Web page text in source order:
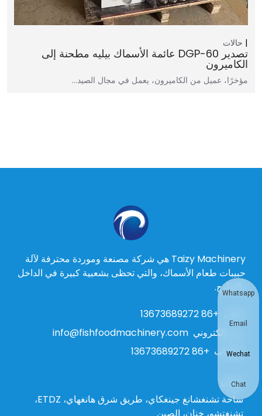
حالات
تصدير DGP-60 عائمة الأسماك بيليه مطحنة إلى
الكاميرون
مؤخرًا، عميل من الكاميرون، يعمل في مجال الصيد…
Taizy Machinery هي شركة مصنعة وموردة محترفة لآلة
حبيبات طعام الأسماك، والتي تحظى بشعبية كبيرة في الداخل
والخارج.
+86 13673689272
بريد إلكتروني info@fishfoodmachinery.com
واتساب +86 13673689272
عنوان
ساحة تشنغشانغ جينغكاي، طريق شرق هانغهاي، ETDZ،
تشنغتشو، خنان، الصين
Whatsapp
Email
Wechat
Chat